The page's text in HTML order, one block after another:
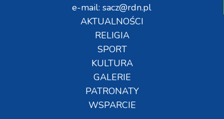
e-mail: sacz@rdn.pl
AKTUALNOŚCI
RELIGIA
SPORT
KULTURA
GALERIE
PATRONATY
WSPARCIE